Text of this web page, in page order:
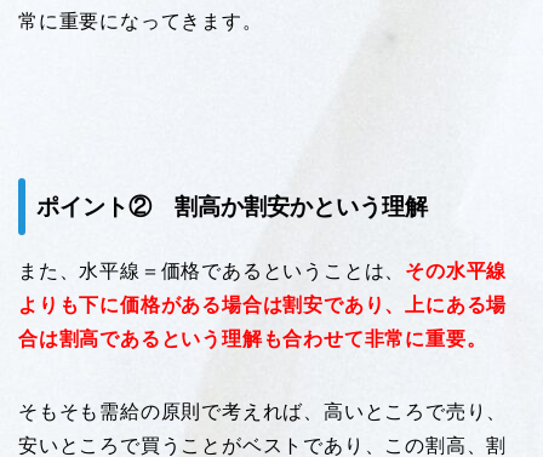
常に重要になってきます。
ポイント② 割高か割安かという理解
また、水平線＝価格であるということは、 その水平線
よりも下に価格がある場合は割安であり、上にある場
合は割高であるという理解も合わせて非常に重要。
そもそも需給の原則で考えれば、高いところで売り、
安いところで買うことがベストであり、この割高、割